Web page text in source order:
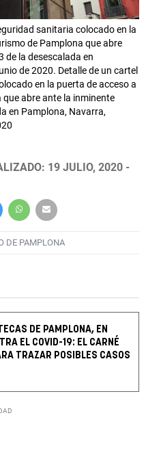
sanitaria colocado en la
de Pamplona que abre
de la desescalada en
de 2020. Detalle de un cartel
en la puerta de acceso a
abre ante la inminente
en Pamplona, Navarra,
19 JULIO, 2020 -
DE PAMPLONA
DE PAMPLONA, EN
EL COVID-19: EL CARNÉ
TRAZAR POSIBLES CASOS